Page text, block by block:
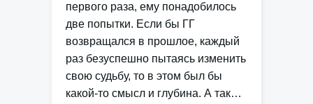
первого раза, ему понадобилось
две попытки. Если бы ГГ
возвращался в прошлое, каждый
раз безуспешно пытаясь изменить
свою судьбу, то в этом был бы
какой-то смысл и глубина. А так…